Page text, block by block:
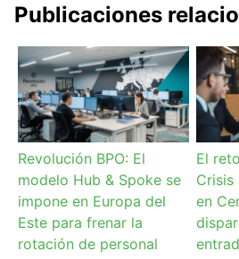
Publicaciones
Revolución BPO: El
modelo Hub & Spoke se
impone en Europa del
Este para frenar la
rotación de personal
El
Crisis
en